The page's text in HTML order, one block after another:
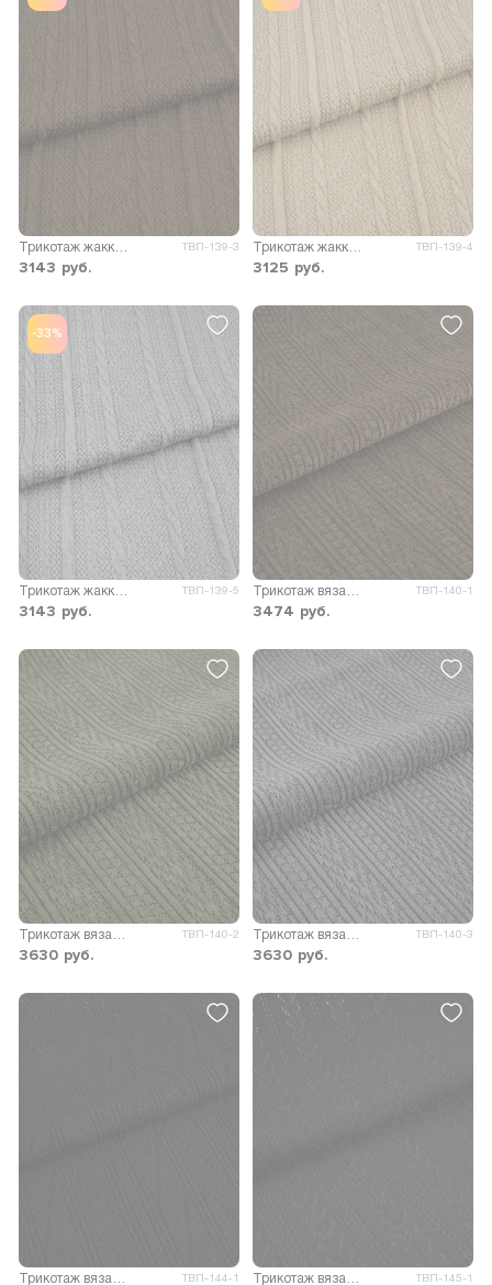
Трикотаж жаккард вязаный Орма ТВП-139-3
3143 руб.
Трикотаж жаккард вязаный Орма ТВП-139-4
3125 руб.
-33%
ТВП-139-5
3143 руб.
ТВП-140-1
3474 руб.
ТВП-140-2
3630 руб.
ТВП-140-3
3630 руб.
ТВП-144-1 ТВП-145-1